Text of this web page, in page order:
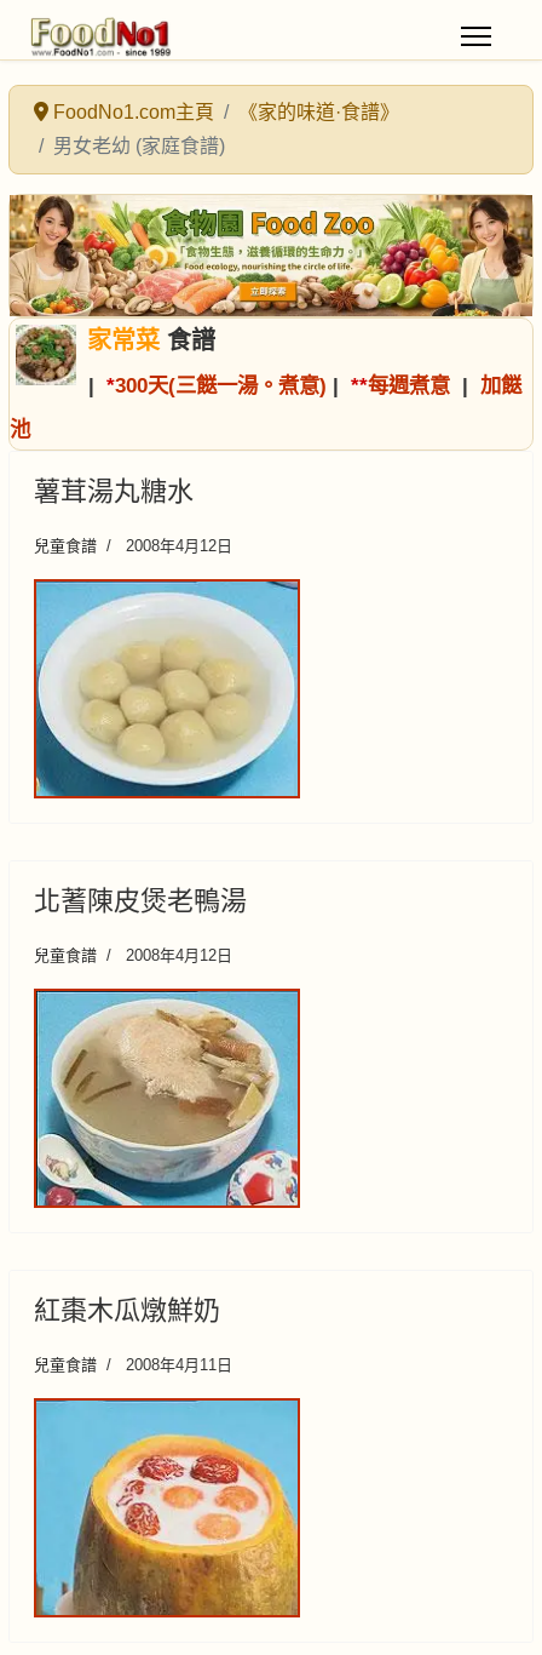
FoodNo1.com主頁
《家的味道·食譜》
男女老幼 (家庭食譜)
家常菜食譜
| *300天(三餸一湯。煮意) | **每週煮意 | 加餸
池
薯茸湯丸糖水
兒童食譜 2008年4月12日
北蓍陳皮煲老鴨湯
兒童食譜 2008年4月12日
紅棗木瓜燉鮮奶
兒童食譜 2008年4月11日